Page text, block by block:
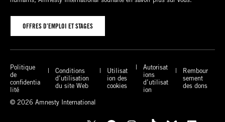
OFFRES D’EMPLOI ET STAGES
Politique
de
confidentia
lité
Conditions
d’utilisation
du site Web
Utilisat
ion des
cookies
Autorisat
ions
d’utilisat
ion
Rembour
sement
des dons
© 2026 Amnesty International